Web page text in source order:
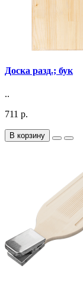
Доска разд.; бук
..
711 р.
В корзину